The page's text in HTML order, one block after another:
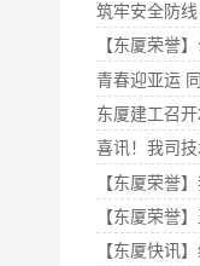
筑牢安全防
【东厦荣誉
青春迎亚运
东厦建工召
喜讯！我司
【东厦荣誉
【东厦荣誉
【东厦快讯